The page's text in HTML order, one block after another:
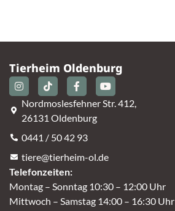
Tierheim Oldenburg
Nordmoslesfehner Str. 412,
26131 Oldenburg
0441 / 50 42 93
tiere@tierheim-ol.de
Telefonzeiten:
Montag – Sonntag 10:30 – 12:00 Uhr
Mittwoch – Samstag 14:00 – 16:30 Uhr